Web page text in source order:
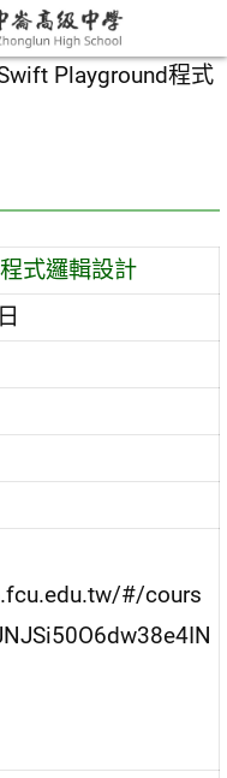
Playground程式
式邏輯設計
#/cours